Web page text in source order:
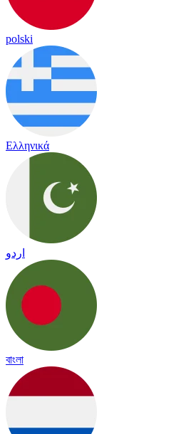
polski
Ελληνικά
اردو
বাংলা